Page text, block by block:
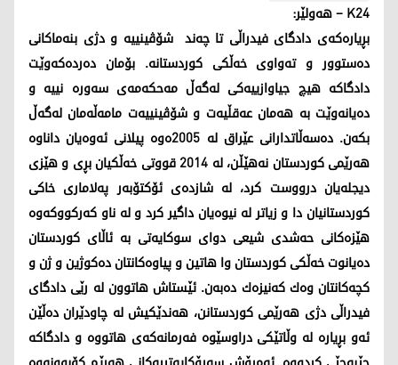
K24 – هه‌ولێر:
بڕیاره‌كه‌ی دادگای فیدراڵی تا چه‌ند شۆڤینییه‌ و دژی بنه‌ماكانی
ده‌ستوور و ته‌واوی خه‌ڵكی كوردستانه‌. بۆمان ده‌رده‌كه‌وێت
دادگاكه‌ هیچ جیاوازییه‌كی له‌گه‌ڵ مه‌حكه‌مه‌ی سه‌وره‌ نییه‌ و
ده‌یانه‌وێت به‌ هه‌مان عه‌قڵیه‌ت و شۆڤینییه‌ت مامه‌ڵه‌مان له‌گه‌ڵ
بكه‌ن. ده‌سه‌ڵاتدارانی عێراق له‌ 2005ه‌وه‌ پیلانی ئه‌وه‌یان داناوه‌
هه‌رێمی كوردستان نه‌هێڵن، له‌ 2014 قووتی خه‌ڵكیان بڕی و هێزی
دیجله‌یان درووست كرد، له‌ شازده‌ی ئۆكتۆبه‌ر په‌لاماری خاكی
كوردستانیان دا و زیاتر له‌ نیوه‌یان داگیر كرد و له‌ ناو كه‌ركووكه‌وه‌
هێزه‌كانی حه‌شدی شیعی دوای سوكایه‌تی به‌ ئاڵای كوردستان
ده‌یانوت خه‌ڵكی كوردستان وا هاتین و پیاوه‌كانتان ده‌كوژین و ژن و
كچه‌كانتان وه‌ك كه‌نیزه‌ك ده‌به‌ن. ئێستاش هاتوون له‌ رێی دادگای
فیدراڵی دژی هه‌رێمی كوردستانن، هه‌ندێكیش له‌ چاودێران ده‌ڵێن
ئه‌و بڕیاره‌ له‌ وڵاتێكی دراوسێوه‌ فه‌رمانه‌كه‌ی هاتووه‌ و دادگاكه‌